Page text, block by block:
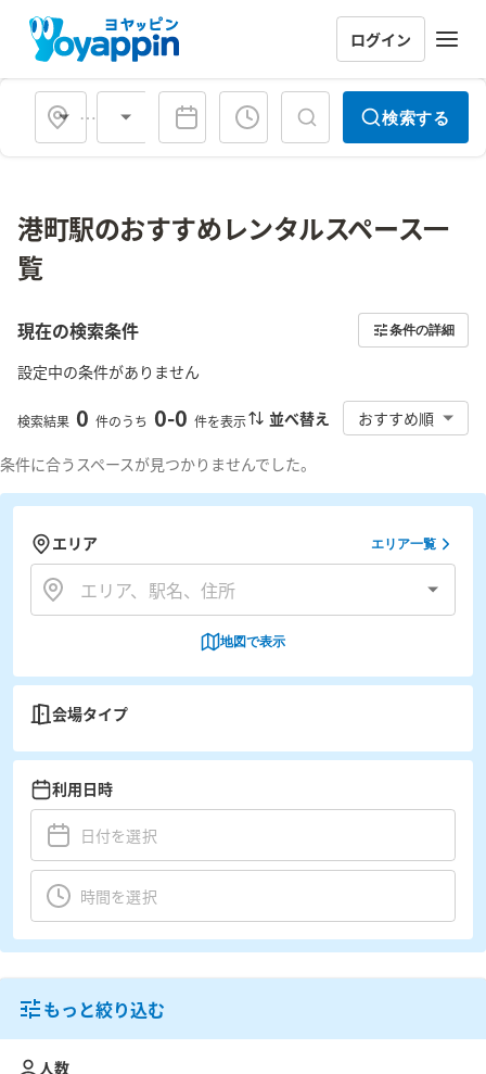
ログイン
会場タイプ 検索する
港町駅のおすすめレンタルスペース一
覧
現在の検索条件 条件の詳細
設定中の条件がありません
検索結果 0 件のうち 0-0 件を表示 並べ替え おすすめ順
条件に合うスペースが見つかりませんでした。
エリア エリア一覧
地図で表示
会場タイプ
利用日時
もっと絞り込む
人数